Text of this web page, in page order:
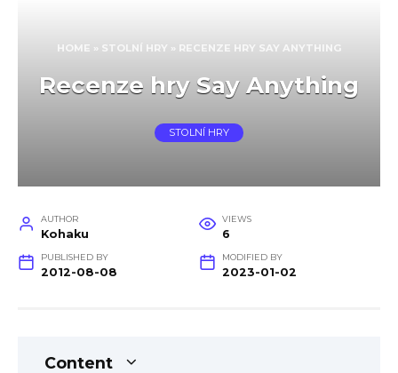
HOME » STOLNÍ HRY » RECENZE HRY SAY ANYTHING
Recenze hry Say Anything
STOLNÍ HRY
AUTHOR
Kohaku
VIEWS
6
PUBLISHED BY
2012-08-08
MODIFIED BY
2023-01-02
Content